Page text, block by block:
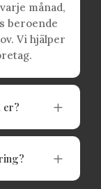
månad,
beroende
Vi hjälper
er? L
L